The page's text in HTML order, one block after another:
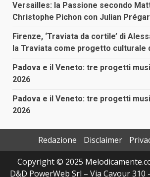
Versailles: la Passione secondo
Christophe Pichon con Julian
Firenze, ‘Traviata da cortile’ di
la Traviata come progetto culturale
Padova e il Veneto: tre progetti
2026
Padova e il Veneto: tre progetti
2026
Redazione Disclaimer
Copyright © 2025
D&D PowerWeb Srl – Via Cavour 310